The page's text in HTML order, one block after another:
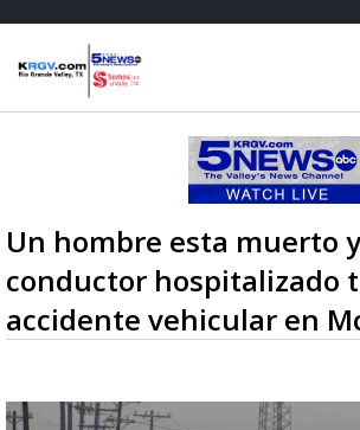
Un hombre esta muerto
conductor hospitalizado
accidente vehicular en